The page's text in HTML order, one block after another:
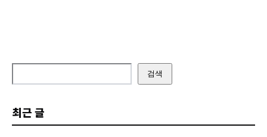
검색
최근 글